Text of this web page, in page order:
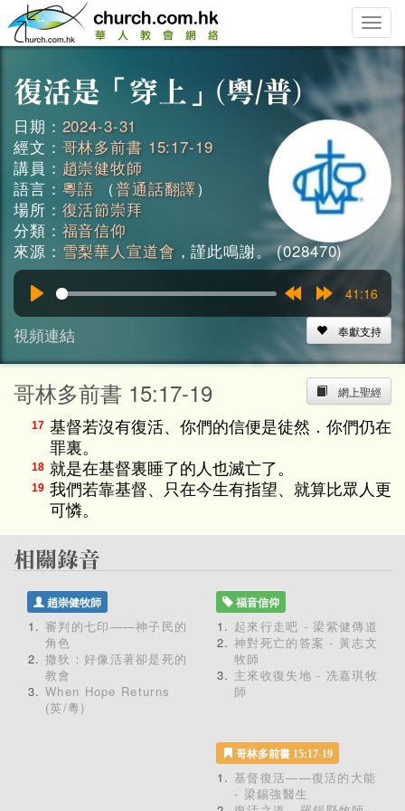
Toggle
日期： 2024-3-31
經文： 哥林多前書 15:17-19
講員： 趙崇健牧師
語言： 粵語 （普通話翻譯）
場所： 復活節崇拜
分類： 福音信仰
來源： 雪梨華人宣道會 ，謹此鳴謝。 (028470)
15s
41:16
視頻連結 奉獻支持
網上聖經
哥林多前書 15:17-19
17 基督若沒有復活、你們的信便是徒然．你們仍在
罪裏。
18 就是在基督裏睡了的人也滅亡了。
19 我們若靠基督、只在今生有指望、就算比眾人更
可憐。
趙崇健牧師
審判的七印——神子民的
角色
撒狄：好像活著卻是死的
教會
When Hope Returns
(英/粵)
福音信仰
起來行走吧 - 梁紫健傳道
神對死亡的答案 - 黃志文
牧師
主來收復失地 - 冼嘉琪牧
師
哥林多前書 15:17-19
基督復活——復活的大能
- 梁錫強醫生